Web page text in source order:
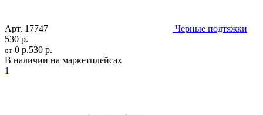
Арт. 17747
Черные подтяжки
530 р.
от 0 р.530 р.
В наличии на маркетплейсах
1